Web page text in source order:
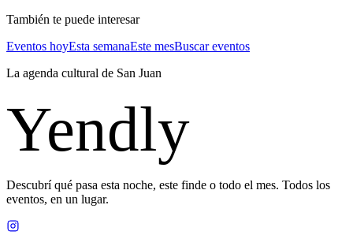
También te puede interesar
Eventos hoyEsta semanaEste mesBuscar eventos
La agenda cultural de San Juan
Yendly
Descubrí qué pasa esta noche, este finde o todo el mes. Todos los
eventos, en un lugar.